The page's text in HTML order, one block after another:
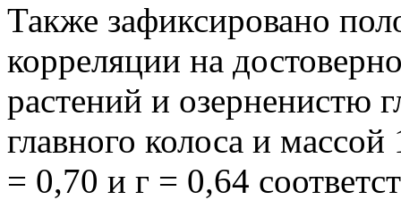
Также зафиксировано
корреляции на
растений и озерненистю
главного колоса и
= 0,70 и г = 0,64